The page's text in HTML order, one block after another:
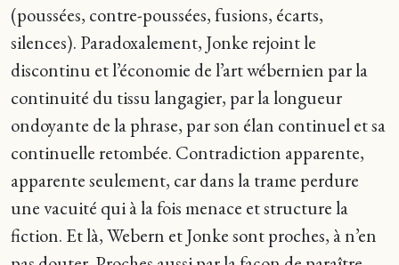
(poussées, contre-poussées, fusions, écarts,
silences). Paradoxalement, Jonke rejoint le
discontinu et l’économie de l’art wébernien par la
continuité du tissu langagier, par la longueur
ondoyante de la phrase, par son élan continuel et sa
continuelle retombée. Contradiction apparente,
apparente seulement, car dans la trame perdure
une vacuité qui à la fois menace et structure la
fiction. Et là, Webern et Jonke sont proches, à n’en